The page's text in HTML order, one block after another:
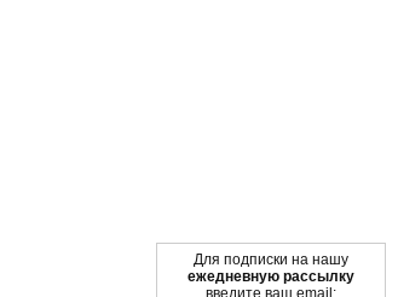
Для подписки на нашу
ежедневную рассылку
введите ваш email: